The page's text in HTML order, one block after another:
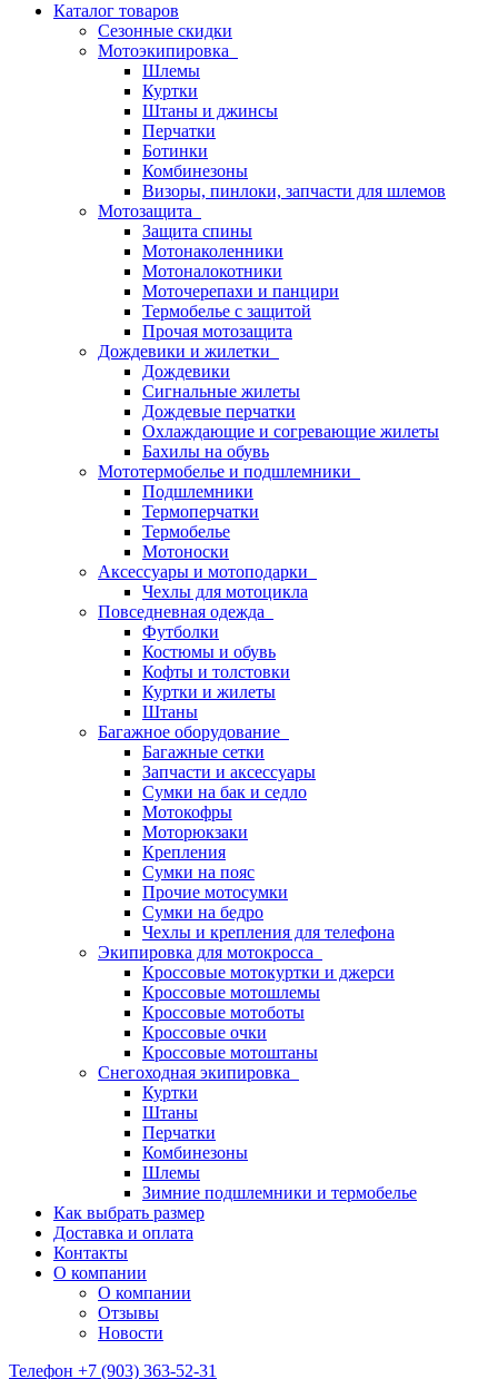
Каталог товаров
Сезонные скидки
Мотоэкипировка
Шлемы
Куртки
Штаны и джинсы
Перчатки
Ботинки
Комбинезоны
Визоры, пинлоки, запчасти для шлемов
Мотозащита
Защита спины
Мотонаколенники
Мотоналокотники
Моточерепахи и панцири
Термобелье с защитой
Прочая мотозащита
Дождевики и жилетки
Дождевики
Сигнальные жилеты
Дождевые перчатки
Охлаждающие и согревающие жилеты
Бахилы на обувь
Мототермобелье и подшлемники
Подшлемники
Термоперчатки
Термобелье
Мотоноски
Аксессуары и мотоподарки
Чехлы для мотоцикла
Повседневная одежда
Футболки
Костюмы и обувь
Кофты и толстовки
Куртки и жилеты
Штаны
Багажное оборудование
Багажные сетки
Запчасти и аксессуары
Сумки на бак и седло
Мотокофры
Моторюкзаки
Крепления
Сумки на пояс
Прочие мотосумки
Сумки на бедро
Чехлы и крепления для телефона
Экипировка для мотокросса
Кроссовые мотокуртки и джерси
Кроссовые мотошлемы
Кроссовые мотоботы
Кроссовые очки
Кроссовые мотоштаны
Снегоходная экипировка
Куртки
Штаны
Перчатки
Комбинезоны
Шлемы
Зимние подшлемники и термобелье
Как выбрать размер
Доставка и оплата
Контакты
О компании
О компании
Отзывы
Новости
Телефон +7 (903) 363-52-31